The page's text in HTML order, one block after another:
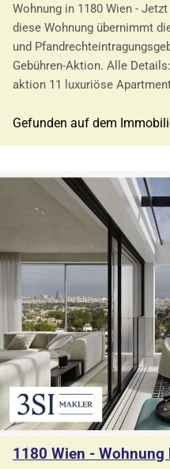
Wohnung in 1180 Wien -
diese Wohnung übernimmt
und
Gebühren-Aktion. Alle
aktion 11 luxuriöse
Gefunden auf dem
1180 Wien - Wohnung